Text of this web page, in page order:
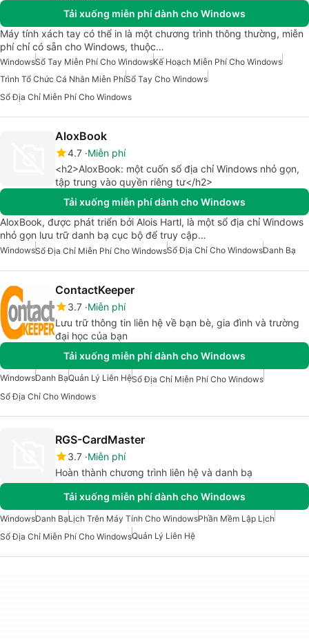
Tải xuống miễn phí dành cho Windows
Máy tính xách tay có thể in là một chương trình thông thường, miễn
phí chỉ có sẵn cho Windows, thuộc…
WindowsSổ Tay Miễn Phí Cho WindowsKế Hoạch Miễn Phí Cho Windows
Trình Tổ Chức Cá Nhân Miễn PhíSổ Tay Cho Windows
Sổ Địa Chỉ Miễn Phí Cho Windows
AloxBook
4.7 Miễn phí
<h2>AloxBook: một cuốn sổ địa chỉ Windows nhỏ gọn,
tập trung vào quyền riêng tư</h2>
Tải xuống miễn phí dành cho Windows
AloxBook, được phát triển bởi Alois Hartl, là một sổ địa chỉ Windows
nhỏ gọn lưu trữ danh bạ cục bộ để truy cập…
WindowsSổ Địa Chỉ Miễn Phí Cho WindowsSổ Địa Chỉ Cho WindowsDanh Bạ
ContactKeeper
3.7 Miễn phí
Lưu trữ thông tin liên hệ về bạn bè, gia đình và trường
đại học của bạn
Tải xuống miễn phí dành cho Windows
WindowsDanh BạQuản Lý Liên HệSổ Địa Chỉ Miễn Phí Cho Windows
Sổ Địa Chỉ Cho Windows
RGS-CardMaster
3.7 Miễn phí
Hoàn thành chương trình liên hệ và danh bạ
Tải xuống miễn phí dành cho Windows
WindowsDanh BạLịch Trên Máy Tính Cho WindowsPhần Mềm Lập Lịch
Sổ Địa Chỉ Miễn Phí Cho WindowsQuản Lý Liên Hệ